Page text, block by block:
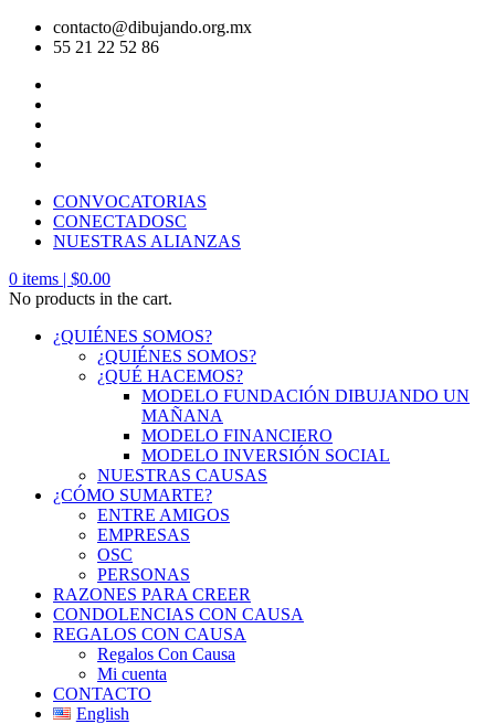
contacto@dibujando.org.mx
55 21 22 52 86
CONVOCATORIAS
CONECTADOSC
NUESTRAS ALIANZAS
0 items | $0.00
No products in the cart.
¿QUIÉNES SOMOS?
¿QUIÉNES SOMOS?
¿QUÉ HACEMOS?
MODELO FUNDACIÓN DIBUJANDO UN
MAÑANA
MODELO FINANCIERO
MODELO INVERSIÓN SOCIAL
NUESTRAS CAUSAS
¿CÓMO SUMARTE?
ENTRE AMIGOS
EMPRESAS
OSC
PERSONAS
RAZONES PARA CREER
CONDOLENCIAS CON CAUSA
REGALOS CON CAUSA
Regalos Con Causa
Mi cuenta
CONTACTO
English